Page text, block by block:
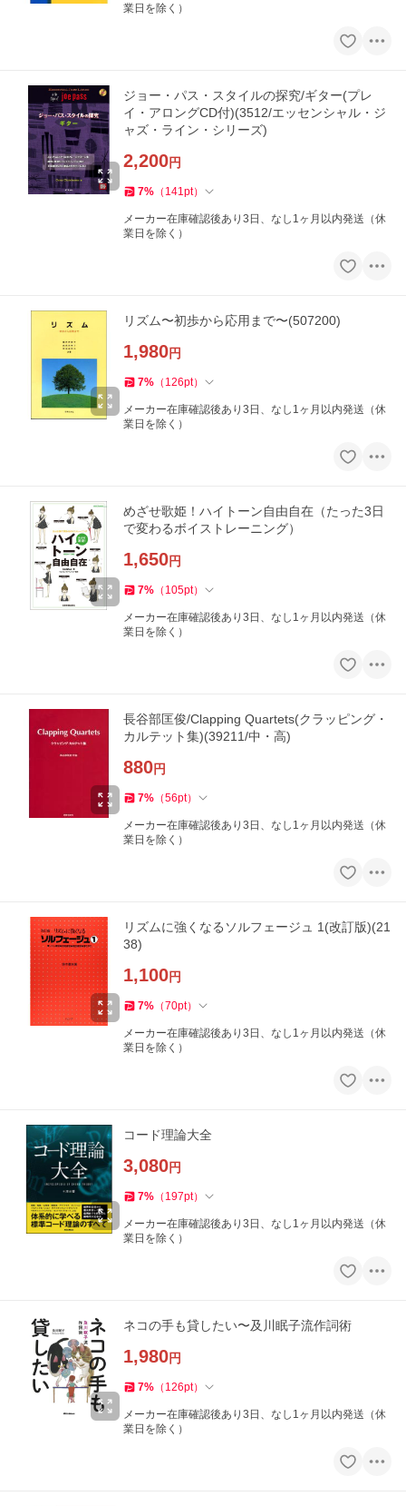
業日を除く）
ジョー・パス・スタイルの探究/ギター(プレ
イ・アロングCD付)(3512/エッセンシャル・ジ
ャズ・ライン・シリーズ)
2,200円
7% （ 141pt）
メーカー在庫確認後あり3日、なし1ヶ月以内発送（休
業日を除く）
リズム〜初歩から応用まで〜(507200)
1,980円
7% （ 126pt）
メーカー在庫確認後あり3日、なし1ヶ月以内発送（休
業日を除く）
めざせ歌姫！ハイトーン自由自在（たった3日
で変わるボイストレーニング）
1,650円
7% （ 105pt）
メーカー在庫確認後あり3日、なし1ヶ月以内発送（休
業日を除く）
長谷部匡俊/Clapping Quartets(クラッピング・
カルテット集)(39211/中・高)
880円
7% （56pt）
メーカー在庫確認後あり3日、なし1ヶ月以内発送（休
業日を除く）
リズムに強くなるソルフェージュ 1(改訂版)(21
38)
1,100円
7% （70pt）
メーカー在庫確認後あり3日、なし1ヶ月以内発送（休
業日を除く）
コード理論大全
3,080円
7% （ 197pt）
メーカー在庫確認後あり3日、なし1ヶ月以内発送（休
業日を除く）
ネコの手も貸したい〜及川眠子流作詞術
1,980円
7% （ 126pt）
メーカー在庫確認後あり3日、なし1ヶ月以内発送（休
業日を除く）